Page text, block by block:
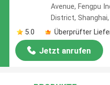
Avenue, Fengpu
District, Shanghai,
5.0
Überprüfter
Jetzt anrufen